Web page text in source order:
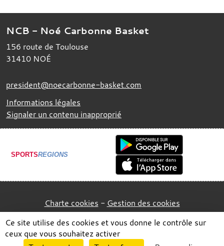
NCB - Noé Carbonne Basket
156 route de Toulouse
31410 NOÉ
president@noecarbonne-basket.com
Informations légales
Signaler un contenu inapproprié
SPORTSREGIONS
Charte cookies Gestion des cookies
Ce site utilise des cookies et vous donne le contrôle sur
ceux que vous souhaitez activer